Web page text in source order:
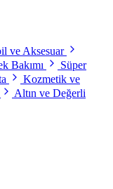
ve Aksesuar
Bakımı
Süper
Kozmetik ve
Altın ve Değerli